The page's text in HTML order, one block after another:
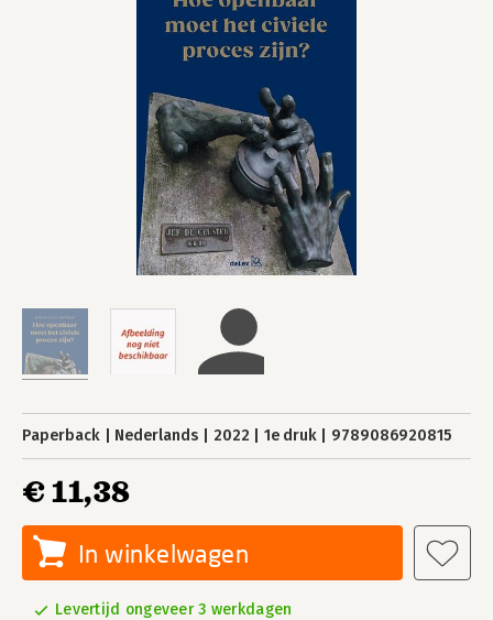
Paperback Nederlands 2022 1e druk 9789086920815
€ 11,38
In winkelwagen
Levertijd ongeveer 3 werkdagen